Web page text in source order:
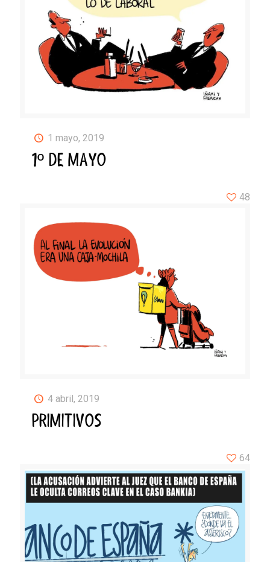
1 mayo, 2019
1º DE MAYO
4 abril, 2019
PRIMITIVOS
48
64